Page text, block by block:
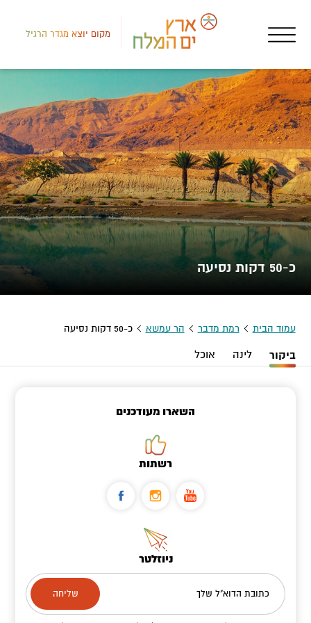
מקום יוצא מגדר הרגיל
כ-50 דקות נסיעה
עמוד הבית רמת מדבר הר עמשא כ-50 דקות נסיעה
ביקור לינה אוכל
השארו מעודכנים
רשתות
ניוזלטר
כתובת הדוא"ל שלך